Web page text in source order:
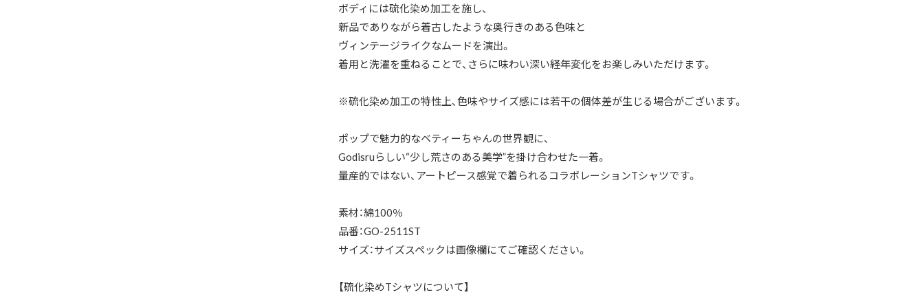
ボディには硫化染め加工を施し、
新品でありながら着古したような奥行きのある色味と
ヴィンテージライクなムードを演出。
着用と洗濯を重ねることで、さらに味わい深い経年変化をお楽しみいただけます。
※硫化染め加工の特性上、色味やサイズ感には若干の個体差が生じる場合がございます。
ポップで魅力的なベティーちゃんの世界観に、
Godisruらしい“少し荒さのある美学”を掛け合わせた一着。
量産的ではない、アートピース感覚で着られるコラボレーションTシャツです。
素材：綿100％
品番：GO-2511ST
サイズ：サイズスペックは画像欄にてご確認ください。
【硫化染めTシャツについて】